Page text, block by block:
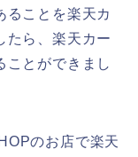
ることを楽天カ
たら、楽天カー
ことができまし
のお店で楽天